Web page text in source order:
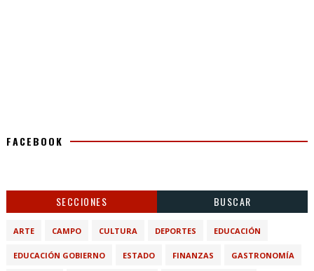
FACEBOOK
SECCIONES BUSCAR
ARTE CAMPO CULTURA DEPORTES EDUCACIÓN
EDUCACIÓN GOBIERNO ESTADO FINANZAS GASTRONOMÍA